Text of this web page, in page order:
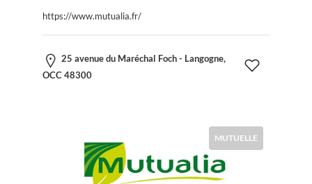
https://www.mutualia.fr/
25 avenue du Maréchal Foch - Langogne,
OCC 48300
MUTUELLE